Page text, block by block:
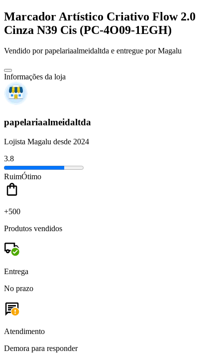
Marcador Artístico Criativo Flow 2.0
Cinza N39 Cis (PC-4O09-1EGH)
Vendido porpapelariaalmeidaltda e entregue por Magalu
Informações da loja
papelariaalmeidaltda
Lojista Magalu desde 2024
3.8
RuimÓtimo
+500
Produtos vendidos
Entrega
No prazo
Atendimento
Demora para responder